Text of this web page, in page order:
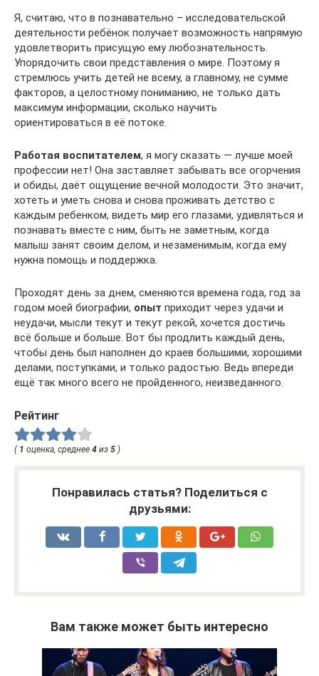
Я, считаю, что в познавательно – исследовательской
деятельности ребёнок получает возможность напрямую
удовлетворить присущую ему любознательность.
Упорядочить свои представления о мире. Поэтому я
стремлюсь учить детей не всему, а главному, не сумме
факторов, а целостному пониманию, не только дать
максимум информации, сколько научить
ориентироваться в её потоке.
Работая воспитателем, я могу сказать — лучше моей
профессии нет! Она заставляет забывать все огорчения
и обиды, даёт ощущение вечной молодости. Это значит,
хотеть и уметь снова и снова проживать детство с
каждым ребенком, видеть мир его глазами, удивляться и
познавать вместе с ним, быть не заметным, когда
малыш занят своим делом, и незаменимым, когда ему
нужна помощь и поддержка.
Проходят день за днем, сменяются времена года, год за
годом моей биографии, опыт приходит через удачи и
неудачи, мысли текут и текут рекой, хочется достичь
всё больше и больше. Вот бы продлить каждый день,
чтобы день был наполнен до краев большими, хорошими
делами, поступками, и только радостью. Ведь впереди
ещё так много всего не пройденного, неизведанного.
Рейтинг
( 1 оценка, среднее 4 из 5 )
Понравилась статья? Поделиться с
друзьями:
Вам также может быть интересно